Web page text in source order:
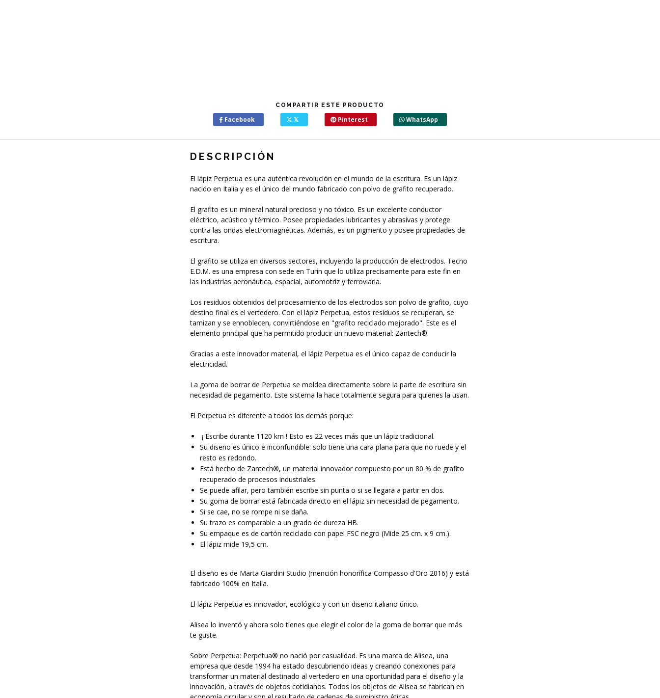
COMPARTIR ESTE PRODUCTO
Facebook 𝕏 Pinterest WhatsApp
DESCRIPCIÓN
El lápiz Perpetua es una auténtica revolución en el mundo de la escritura. Es un lápiz
nacido en Italia y es el único del mundo fabricado con polvo de grafito recuperado.
El grafito es un mineral natural precioso y no tóxico. Es un excelente conductor
eléctrico, acústico y térmico. Posee propiedades lubricantes y abrasivas y protege
contra las ondas electromagnéticas. Además, es un pigmento y posee propiedades de
escritura.
El grafito se utiliza en diversos sectores, incluyendo la producción de electrodos. Tecno
E.D.M. es una empresa con sede en Turín que lo utiliza precisamente para este fin en
las industrias aeronáutica, espacial, automotriz y ferroviaria.
Los residuos obtenidos del procesamiento de los electrodos son polvo de grafito, cuyo
destino final es el vertedero. Con el lápiz Perpetua, estos residuos se recuperan, se
tamizan y se ennoblecen, convirtiéndose en "grafito reciclado mejorado". Este es el
elemento principal que ha permitido producir un nuevo material: Zantech®.
Gracias a este innovador material, el lápiz Perpetua es el único capaz de conducir la
electricidad.
La goma de borrar de Perpetua se moldea directamente sobre la parte de escritura sin
necesidad de pegamento. Este sistema la hace totalmente segura para quienes la usan.
El Perpetua es diferente a todos los demás porque:
¡ Escribe durante 1120 km ! Esto es 22 veces más que un lápiz tradicional.
Su diseño es único e inconfundible: solo tiene una cara plana para que no ruede y el
resto es redondo.
Está hecho de Zantech®, un material innovador compuesto por un 80 % de grafito
recuperado de procesos industriales.
Se puede afilar, pero también escribe sin punta o si se llegara a partir en dos.
Su goma de borrar está fabricada directo en el lápiz sin necesidad de pegamento.
Si se cae, no se rompe ni se daña.
Su trazo es comparable a un grado de dureza HB.
Su empaque es de cartón reciclado con papel FSC negro (Mide 25 cm. x 9 cm.).
El lápiz mide 19,5 cm.
El diseño es de Marta Giardini Studio (mención honorífica Compasso d'Oro 2016) y está
fabricado 100% en Italia.
El lápiz Perpetua es innovador, ecológico y con un diseño italiano único.
Alisea lo inventó y ahora solo tienes que elegir el color de la goma de borrar que más
te guste.
Sobre Perpetua: Perpetua® no nació por casualidad. Es una marca de Alisea, una
empresa que desde 1994 ha estado descubriendo ideas y creando conexiones para
transformar un material destinado al vertedero en una oportunidad para el diseño y la
innovación, a través de objetos cotidianos. Todos los objetos de Alisea se fabrican en